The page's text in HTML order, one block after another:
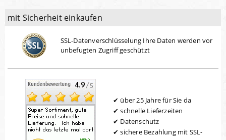
mit Sicherheit einkaufen
SSL-Datenverschlüsselung Ihre Daten werden vor
unbefugten Zugriff geschützt
über 25 Jahre für Sie da
schnelle Lieferzeiten
Datenschutz
sichere Bezahlung mit SSL-